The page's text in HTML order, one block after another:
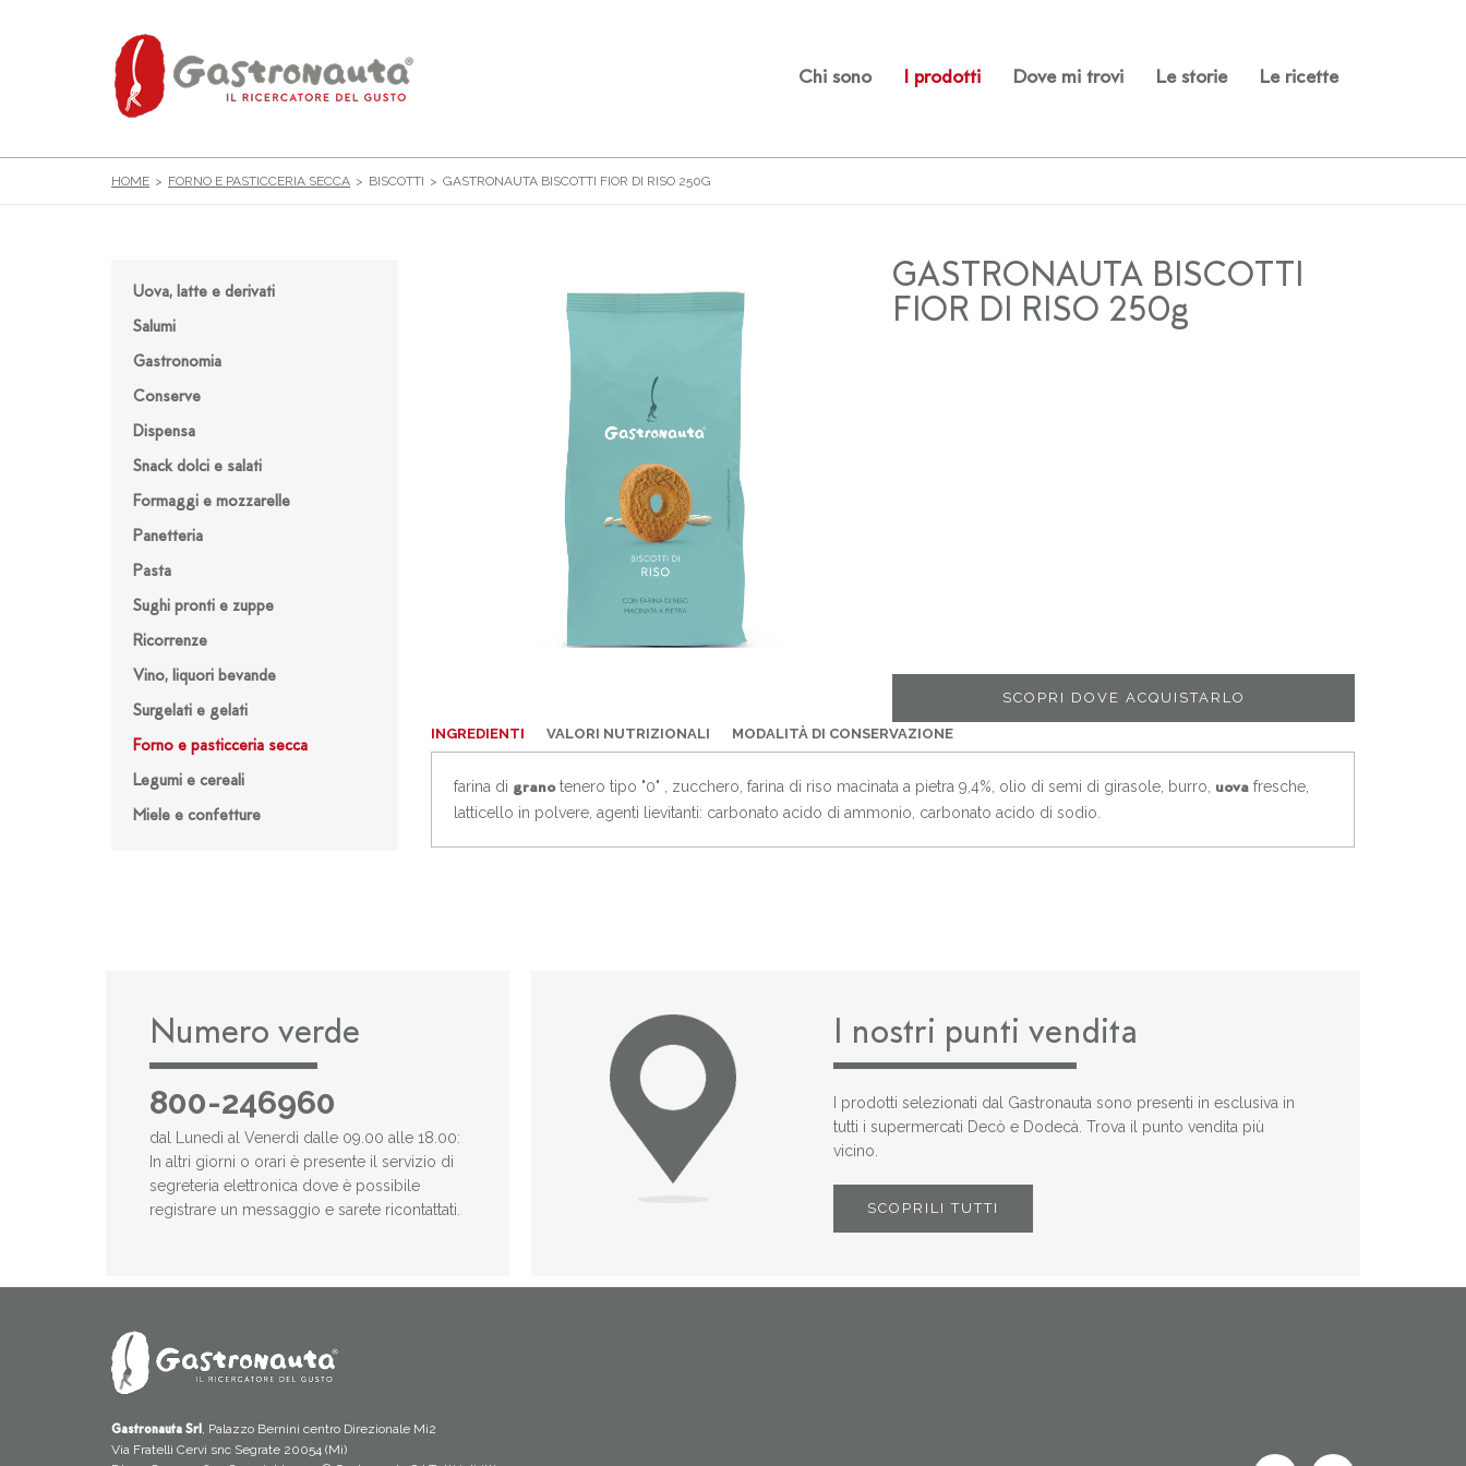
Chi sono I prodotti Dove mi trovi Le storie Le ricette
HOME FORNO E PASTICCERIA SECCA BISCOTTI GASTRONAUTA BISCOTTI FIOR DI RISO 250G
Uova, latte e derivati
Salumi
Gastronomia
Conserve
Dispensa
Snack dolci e salati
Formaggi e mozzarelle
Panetteria
Pasta
Sughi pronti e zuppe
Ricorrenze
Vino, liquori bevande
Surgelati e gelati
Forno e pasticceria secca
Legumi e cereali
Miele e confetture
GASTRONAUTA BISCOTTI
FIOR DI RISO 250g
SCOPRI DOVE ACQUISTARLO
INGREDIENTI VALORI NUTRIZIONALI MODALITÀ DI CONSERVAZIONE
farina di granotenero tipo "0" , zucchero, farina di riso macinata a pietra 9,4%, olio di semi di girasole, burro, uovafresche,
latticello in polvere, agenti lievitanti: carbonato acido di ammonio, carbonato acido di sodio.
Numero verde
800-246960
dal Lunedì al Venerdì dalle 09.00 alle 18.00:
In altri giorni o orari è presente il servizio di
segreteria elettronica dove è possibile
registrare un messaggio e sarete ricontattati.
I nostri punti vendita
I prodotti selezionati dal Gastronauta sono presenti in esclusiva in
tutti i supermercati Decò e Dodecà. Trova il punto vendita più
vicino.
SCOPRILI TUTTI
Gastronauta Srl , Palazzo Bernini centro Direzionale Mi2
Via Fratelli Cervi snc Segrate 20054 (Mi)